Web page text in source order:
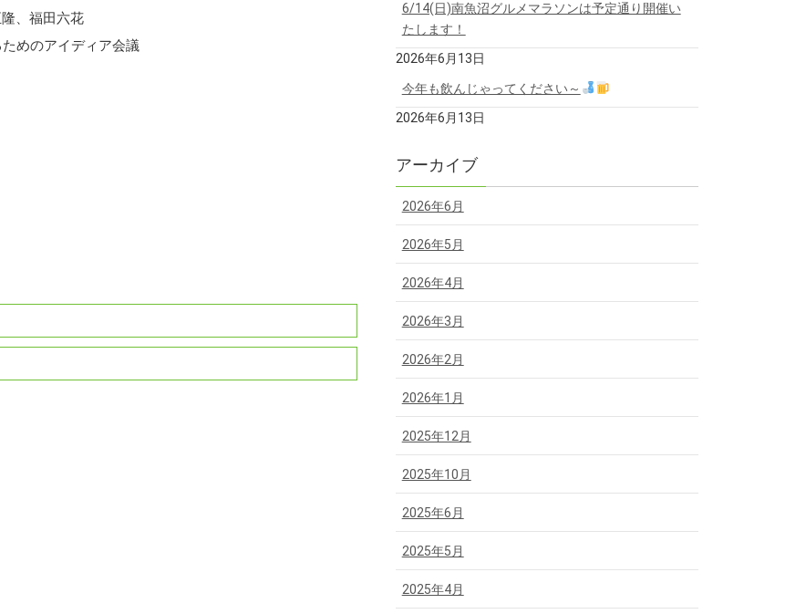
、福田六花
めのアイディア会議
6/14(日)南魚沼グルメマラソンは予定通り開催い
たします！
2026年6月13日
今年も飲んじゃってください～
2026年6月13日
アーカイブ
2026年6月
2026年5月
2026年4月
2026年3月
2026年2月
2026年1月
2025年12月
2025年10月
2025年6月
2025年5月
2025年4月